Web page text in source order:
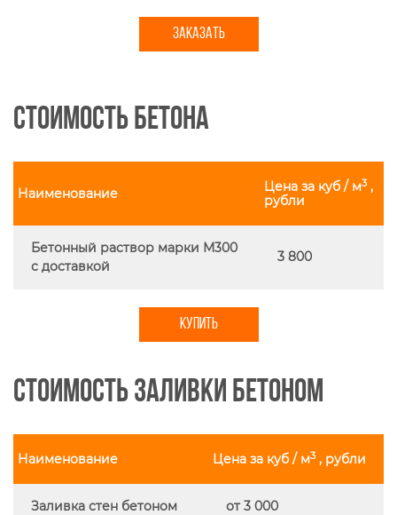
ЗАКАЗАТЬ
Стоимость бетона
Наименование Цена за куб / м3 ,
рубли
Бетонный раствор марки М300
с доставкой
3 800
КУПИТЬ
Стоимость заливки бетоном
Наименование Цена за куб / м3 , рубли
Заливка стен бетоном от 3 000